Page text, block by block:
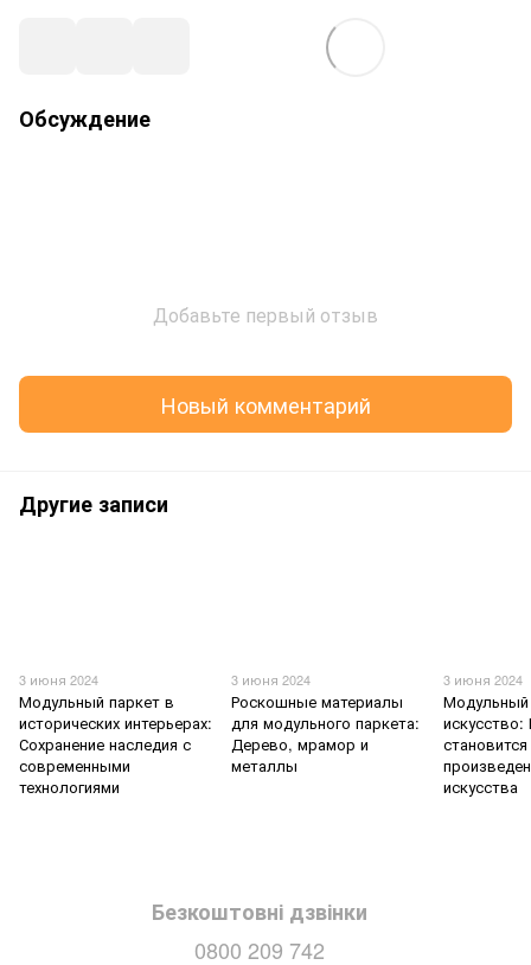
Обсуждение
Добавьте первый отзыв
Новый комментарий
Другие записи
3 июня 2024
Модульный паркет в
исторических интерьерах:
Сохранение наследия с
современными
технологиями
3 июня 2024
Роскошные материалы
для модульного паркета:
Дерево, мрамор и
металлы
3 июня 2024
Модульный
становится
искусства
Безкоштовні дзвінки
0800 209 742